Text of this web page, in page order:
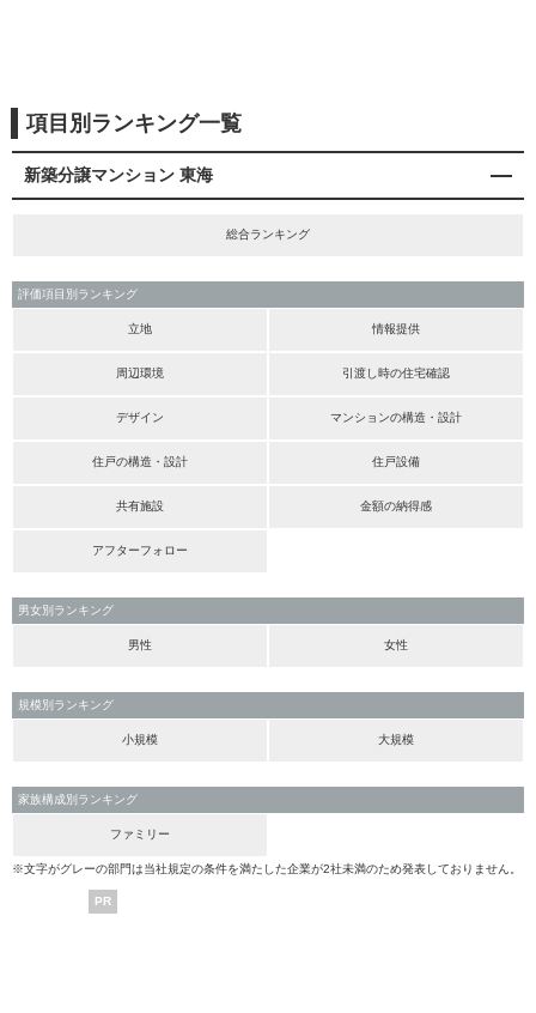
項目別ランキング一覧
新築分譲マンション 東海
総合ランキング
評価項目別ランキング
立地 情報提供
周辺環境 引渡し時の住宅確認
デザイン マンションの構造・設計
住戸の構造・設計 住戸設備
共有施設 金額の納得感
アフターフォロー
男女別ランキング
男性 女性
規模別ランキング
小規模 大規模
家族構成別ランキング
ファミリー
※文字がグレーの部門は当社規定の条件を満たした企業が2社未満のため発表しておりません。
PR